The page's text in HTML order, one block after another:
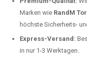
Marken wie RandM
höchste Sicherheits-
Express-Versand:
in nur 1-3 Werktagen.